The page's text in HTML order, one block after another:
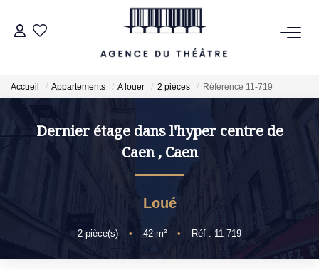
ESTIMATION
NOTRE AGENCE
NOUS CONTACTER
Accueil Appartements A louer 2 pièces Référence 11-719
Dernier étage dans l'hyper centre de
Caen, Caen
Loué
2 pièce(s) • 42 m² • Réf : 11-719